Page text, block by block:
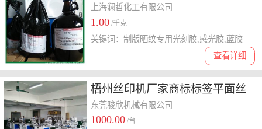
光胶 光刻胶
上海澜哲化工有限公司
1.00 /千克
查看详细
关键词：制版晒纹专用光刻胶,感光胶,蓝胶
梧州丝印机厂家商标标签平面丝
网印刷机
东莞骏欣机械有限公司
1000.00 /台